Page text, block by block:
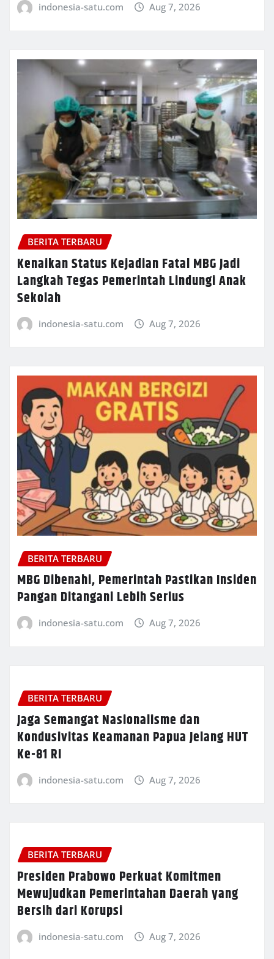
indonesia-satu.com Aug 7, 2026
BERITA TERBARU
Kenaikan Status Kejadian Fatal MBG Jadi
Langkah Tegas Pemerintah Lindungi Anak
Sekolah
indonesia-satu.com Aug 7, 2026
BERITA TERBARU
MBG Dibenahi, Pemerintah Pastikan Insiden
Pangan Ditangani Lebih Serius
indonesia-satu.com Aug 7, 2026
BERITA TERBARU
Jaga Semangat Nasionalisme dan
Kondusivitas Keamanan Papua Jelang HUT
Ke-81 RI
indonesia-satu.com Aug 7, 2026
BERITA TERBARU
Presiden Prabowo Perkuat Komitmen
Mewujudkan Pemerintahan Daerah yang
Bersih dari Korupsi
indonesia-satu.com Aug 7, 2026